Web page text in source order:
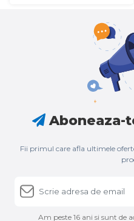
Aboneaza-
Fii primul care afla ultimele
Am peste 16 ani si sunt de